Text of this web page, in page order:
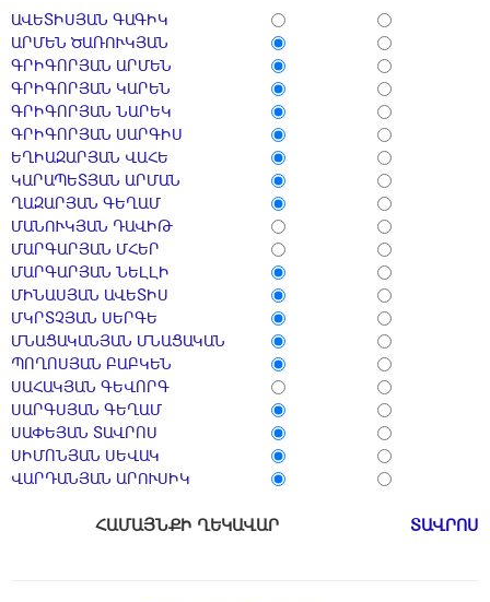
ԱՎԵՏԻՍՅԱՆ ԳԱԳԻԿ
ԱՐՄԵՆ ԾԱՌՈՒԿՅԱՆ
ԳՐԻԳՈՐՅԱՆ ԱՐՄԵՆ
ԳՐԻԳՈՐՅԱՆ ԿԱՐԵՆ
ԳՐԻԳՈՐՅԱՆ ՆԱՐԵԿ
ԳՐԻԳՈՐՅԱՆ ՍԱՐԳԻՍ
ԵՂԻԱԶԱՐՅԱՆ ՎԱՀԵ
ԿԱՐԱՊԵՏՅԱՆ ԱՐՄԱՆ
ՂԱԶԱՐՅԱՆ ԳԵՂԱՄ
ՄԱՆՈՒԿՅԱՆ ԴԱՎԻԹ
ՄԱՐԳԱՐՅԱՆ ՄՀԵՐ
ՄԱՐԳԱՐՅԱՆ ՆԵԼԼԻ
ՄԻՆԱՍՅԱՆ ԱՎԵՏԻՍ
ՄԿՐՏՉՅԱՆ ՍԵՐԳԵ
ՄՆԱՑԱԿԱՆՅԱՆ ՄՆԱՑԱԿԱՆ
ՊՈՂՈՍՅԱՆ ԲԱԲԿԵՆ
ՍԱՀԱԿՅԱՆ ԳԵՎՈՐԳ
ՍԱՐԳՍՅԱՆ ԳԵՂԱՄ
ՍԱՓԵՅԱՆ ՏԱՎՐՈՍ
ՍԻՄՈՆՅԱՆ ՍԵՎԱԿ
ՎԱՐԴԱՆՅԱՆ ԱՐՈՒՍԻԿ
ՀԱՄԱՅՆՔԻ ՂԵԿԱՎԱՐ ՏԱՎՐՈՍ